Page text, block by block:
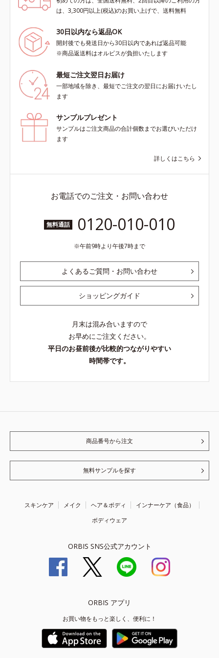
は、3,300円以上(税込)のお買い上げで、送料無料
30日以内なら返品OK
開封後でも発送日から30日以内であれば返品可能
※商品返送料はオルビスが負担いたします
最短ご注文翌日お届け
一部地域を除き、最短でご注文の翌日にお届けいたし
ます
サンプルプレゼント
サンプルはご注文商品の合計個数までお選びいただけ
ます
詳しくはこちら
お電話でのご注文・お問い合わせ
無料通話 0120-010-010
午前9時より午後7時まで
よくあるご質問・お問い合わせ
ショッピングガイド
月末は混み合いますので
お早めにご注文ください。
平日のお昼前後が比較的つながりやすい
時間帯です。
商品番号から注文
無料サンプルを探す
スキンケア メイク ヘア＆ボディ
インナーケア（食品）
ボディウェア
ORBIS SNS公式アカウント
ORBIS アプリ
お買い物をもっと楽しく、便利に！